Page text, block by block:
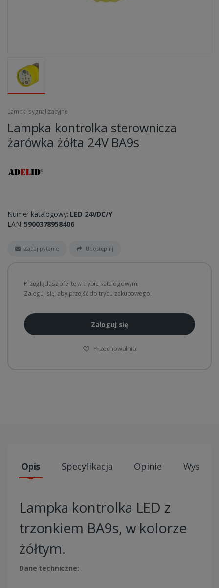
Lampki sygnalizacyjne
Lampka kontrolka sterownicza
żarówka żółta 24V BA9s
Numer katalogowy: LED 24VDC/Y
EAN:5900378958406
Zadaj pytanie Udostępnij
Przeglądasz ofertę w trybie katalogowym.
Zaloguj się, aby przejść do trybu zakupowego.
Zaloguj się
Przechowalnia
Opis Specyfikacja Opinie Wysyłki
Lampka kontrolka LED z
trzonkiem BA9s, w kolorze
żółtym.
Dane techniczne: .